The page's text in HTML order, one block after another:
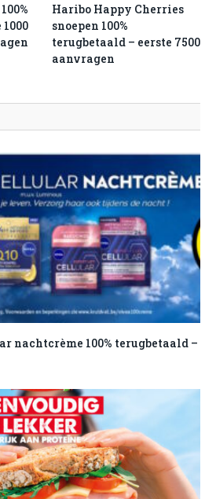
Haribo Happy Cherries
snoepen 100%
terugbetaald – eerste 7500
aanvragen
nachtcrème 100% terugbetaald –